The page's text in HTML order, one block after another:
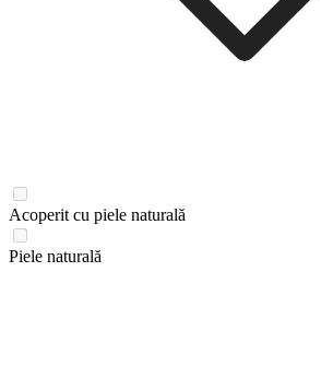
Acoperit cu piele naturală
Piele naturală